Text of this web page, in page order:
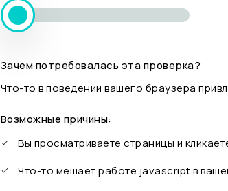
Зачем потребовалась эта проверка?
Что-то в поведении вашего браузера
Возможные причины:
Вы просматриваете страницы и
Что-то мешает работе javascript в